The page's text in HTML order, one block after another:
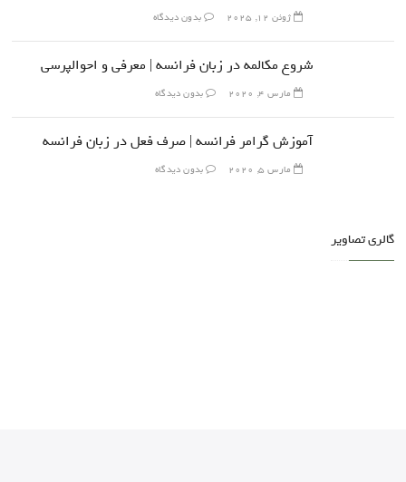
ژوئن 12, 2025 بدون دیدگاه
شروع مکالمه در زبان فرانسه | معرفی و احوالپرسی
مارس 4, 2020 بدون دیدگاه
آموزش گرامر فرانسه | صرف فعل در زبان فرانسه
مارس 5, 2020 بدون دیدگاه
گالری تصاویر